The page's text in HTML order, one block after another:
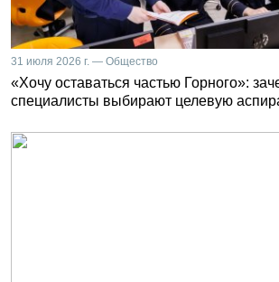
31 июля 2026 г. — Общество
«Хочу оставаться частью Горного»:
специалисты выбирают целевую